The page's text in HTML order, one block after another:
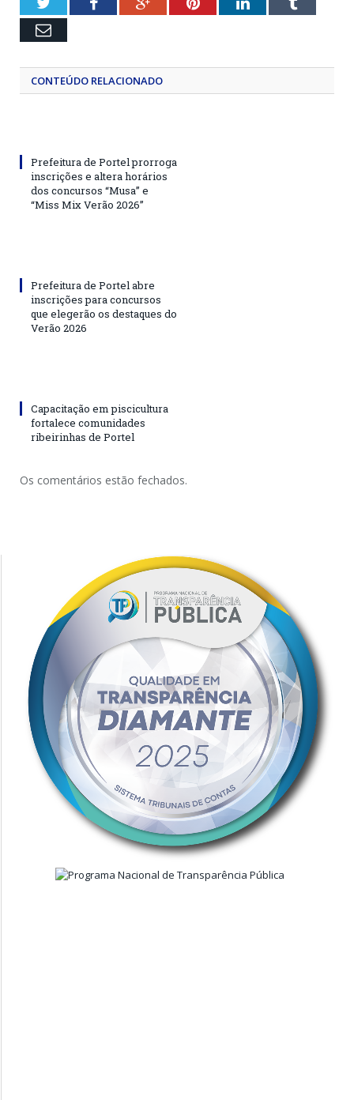
Email
CONTEÚDO RELACIONADO
Prefeitura de Portel prorroga
inscrições e altera horários
dos concursos “Musa” e
“Miss Mix Verão 2026”
Prefeitura de Portel abre
inscrições para concursos
que elegerão os destaques do
Verão 2026
Capacitação em piscicultura
fortalece comunidades
ribeirinhas de Portel
Os comentários estão fechados.